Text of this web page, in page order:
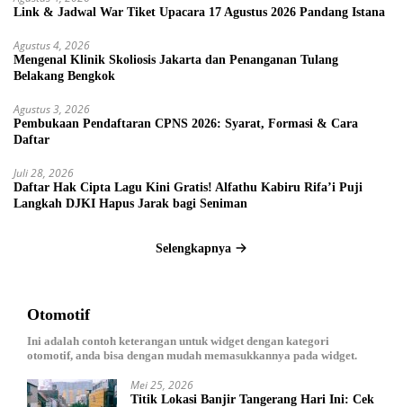
Link & Jadwal War Tiket Upacara 17 Agustus 2026 Pandang Istana
Agustus 4, 2026
Mengenal Klinik Skoliosis Jakarta dan Penanganan Tulang
Belakang Bengkok
Agustus 3, 2026
Pembukaan Pendaftaran CPNS 2026: Syarat, Formasi & Cara
Daftar
Juli 28, 2026
Daftar Hak Cipta Lagu Kini Gratis! Alfathu Kabiru Rifa’i Puji
Langkah DJKI Hapus Jarak bagi Seniman
Selengkapnya
Otomotif
Ini adalah contoh keterangan untuk widget dengan kategori
otomotif, anda bisa dengan mudah memasukkannya pada widget.
Mei 25, 2026
Titik Lokasi Banjir Tangerang Hari Ini: Cek